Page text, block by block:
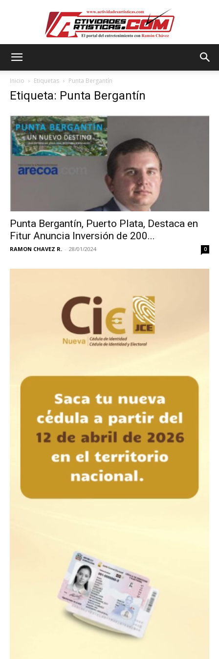
Inicio Etiquetas Punta Bergantín
Etiqueta: Punta Bergantín
Punta Bergantín, Puerto Plata, Destaca en
Fitur Anuncia Inversión de 200...
RAMON CHAVEZ R. - 28/01/2024 0